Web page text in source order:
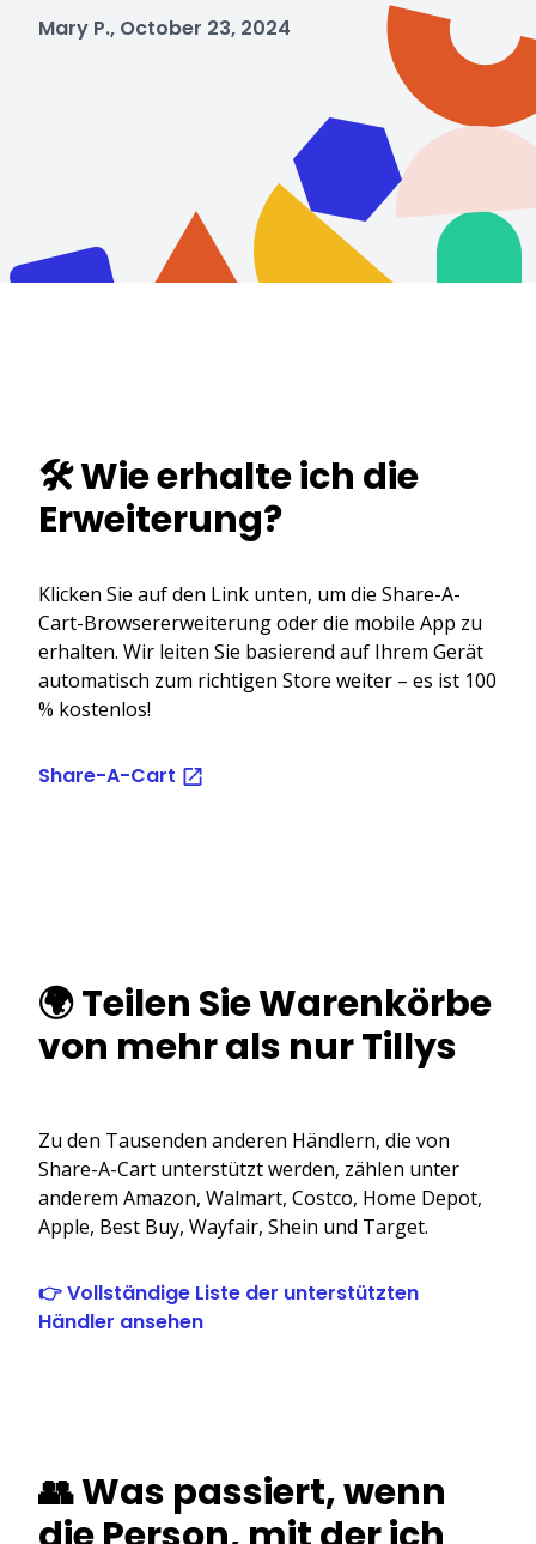
Mary P., October 23, 2024
🛠️ Wie erhalte ich die
Erweiterung?
Klicken Sie auf den Link unten, um die Share-A-
Cart-Browsererweiterung oder die mobile App zu
erhalten. Wir leiten Sie basierend auf Ihrem Gerät
automatisch zum richtigen Store weiter – es ist 100
% kostenlos!
Share-A-Cart
🌍 Teilen Sie Warenkörbe
von mehr als nur Tillys
Zu den Tausenden anderen Händlern, die von
Share-A-Cart unterstützt werden, zählen unter
anderem Amazon, Walmart, Costco, Home Depot,
Apple, Best Buy, Wayfair, Shein und Target.
👉 Vollständige Liste der unterstützten
Händler ansehen
👥 Was passiert, wenn